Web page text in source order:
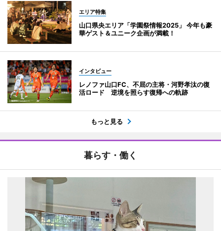
エリア特集
山口県央エリア「学園祭情報2025」 今年も豪
華ゲスト＆ユニーク企画が満載！
インタビュー
レノファ山口FC、不屈の主将・河野孝汰の復
活ロード 逆境を照らす復帰への軌跡
もっと見る
暮らす・働く